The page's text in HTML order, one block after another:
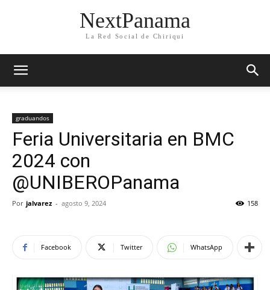
NextPanama
La Red Social de Chiriqui
graduandos
Feria Universitaria en BMC
2024 con
@UNIBEROPanama
Por jalvarez - agosto 9, 2024 158
Facebook Twitter WhatsApp